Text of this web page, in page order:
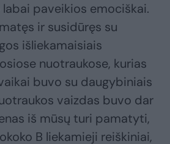
paveikios emociškai.
ir susidūręs su
išliekamaisiais
nuotraukose, kurias
buvo su daugybiniais
vaizdas buvo dar
iš mūsų turi pamatyti,
B liekamieji reiškiniai,